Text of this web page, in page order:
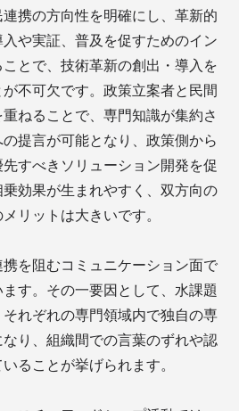
携の方向性を明確にし、革新的
や実証、普及を促すためのイン
とで、技術革新の創出・導入を
不可欠です。政策立案者と民間
ねることで、専門知識が集約さ
提言が可能となり、政策側から
すべきソリューション開発を促
効果が生まれやすく、双方向の
リットは大きいです。
を阻むコミュニケーション面で
す。その一要因として、水課題
れぞれの専門領域内で独自の専
り、組織間での言葉のずれや認
ることが挙げられます。